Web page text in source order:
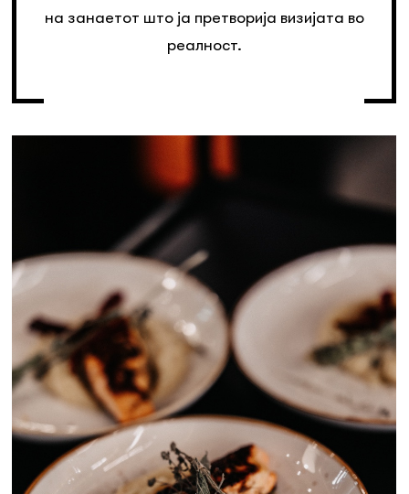
на занаетот што ја претворија визијата во
реалност.